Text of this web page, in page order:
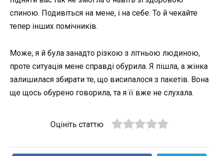
спиною. Подивіться на мене, і на себе. То й чекайте
тепер інших помічників.
Може, я й була занадто різкою з літньою людиною,
проте ситуація мене справді обурила. Я пішла, а жінка
залишилася збирати те, що висипалося з пакетів. Вона
ще щось обурено говорила, та я її вже не слухала.
Оцініть статтю